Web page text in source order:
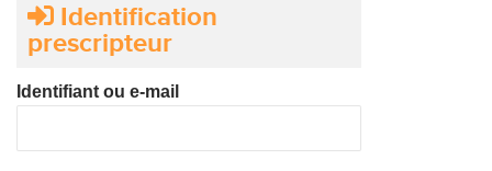
Identification
prescripteur
Identifiant ou e-mail